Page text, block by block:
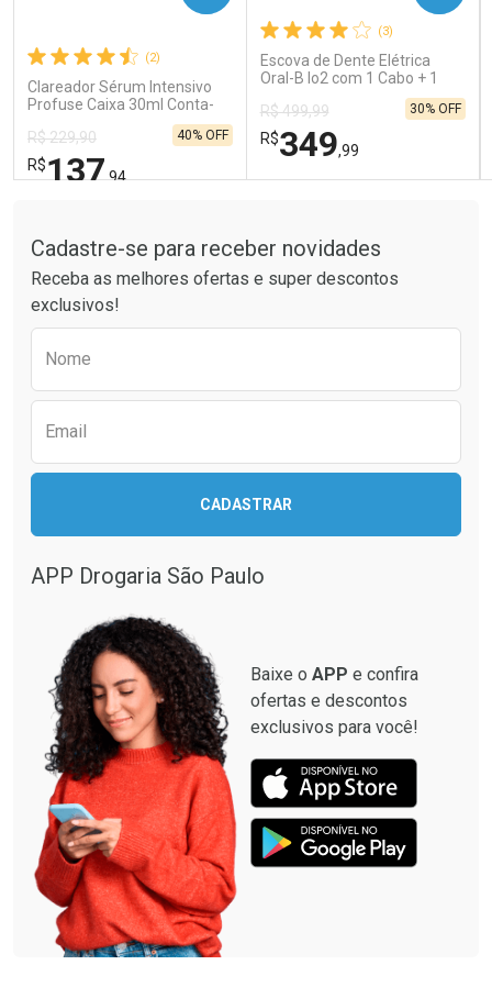
Comprar sem Desconto
Por R$ 41,99/cada
Comprar sem Desconto
Comprar sem Desconto
Por R$ 26,99/cada
Comprar sem Desconto
Por R$ 26,99/cada
(2)
Clareador Sérum Intensivo
Profuse Caixa 30ml Conta-
R$ 229,90
R$137,94
40% OFF
Laboratório
Comprar sem Desconto
Por Menos
Comprar sem Desconto
(3)
Escova de Dente Elétrica
Oral-B Io2 com 1 Cabo + 1
R$ 499,99
R$349,99
30% OFF
Laboratório
Comprar sem Desconto
Por Menos
Comprar sem Desconto
Cadastre-se para receber novidades
Receba as melhores ofertas e super descontos
exclusivos!
Nome
Email
CADASTRAR
APP Drogaria São Paulo
Baixe o APP e confira
ofertas e descontos
exclusivos para você!